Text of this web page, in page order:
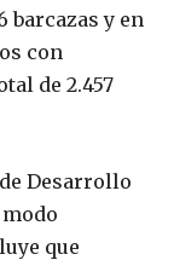
barcazas y en
con
de 2.457
Desarrollo
modo
que